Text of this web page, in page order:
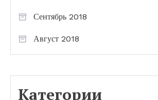
Сентябрь 2018
Август 2018
Категории